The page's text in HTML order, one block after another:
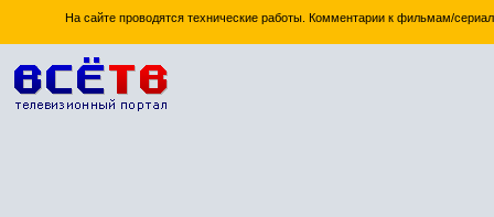
На сайте проводятся технические работы. Комментарии к фильмам/